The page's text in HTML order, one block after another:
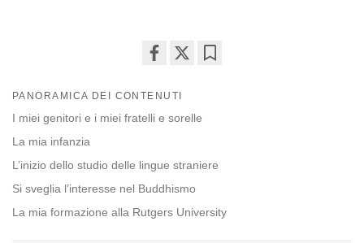
on
facebook
PANORAMICA DEI CONTENUTI
I miei genitori e i miei fratelli e sorelle
La mia infanzia
L’inizio dello studio delle lingue straniere
Si sveglia l’interesse nel Buddhismo
La mia formazione alla Rutgers University